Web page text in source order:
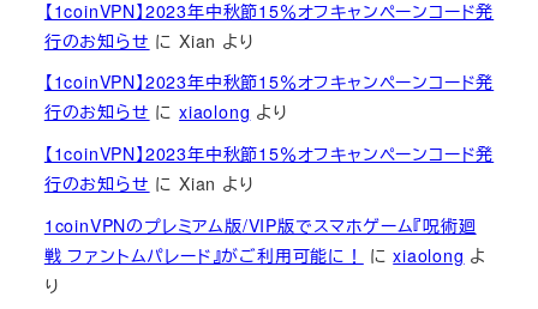
【1coinVPN】2023年中秋節15％オフキャンペーンコード発
行のお知らせ にXian より
【1coinVPN】2023年中秋節15％オフキャンペーンコード発
行のお知らせ にxiaolong より
【1coinVPN】2023年中秋節15％オフキャンペーンコード発
行のお知らせ にXian より
1coinVPNのプレミアム版/VIP版でスマホゲーム『呪術廻
戦 ファントムパレード』がご利用可能に！
にxiaolong よ
り